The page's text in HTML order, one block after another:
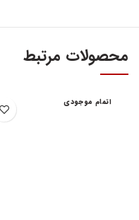
محصولات مرتبط
اتمام موجودی